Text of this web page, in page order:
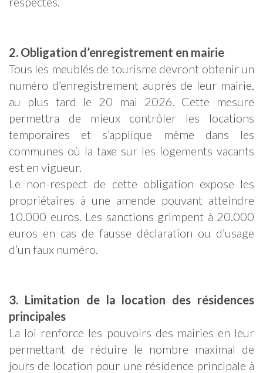
2. Obligation d’enregistrement en mairie
Tous les meublés de tourisme devront obtenir un
numéro d’enregistrement auprès de leur mairie,
au plus tard le 20 mai 2026. Cette mesure
permettra de mieux contrôler les locations
temporaires et s’applique même dans les
communes où la taxe sur les logements vacants
est en vigueur.
Le non-respect de cette obligation expose les
propriétaires à une amende pouvant atteindre
10.000 euros. Les sanctions grimpent à 20.000
euros en cas de fausse déclaration ou d’usage
d’un faux numéro.
3. Limitation de la location des résidences
principales
La loi renforce les pouvoirs des mairies en leur
permettant de réduire le nombre maximal de
jours de location pour une résidence principale à